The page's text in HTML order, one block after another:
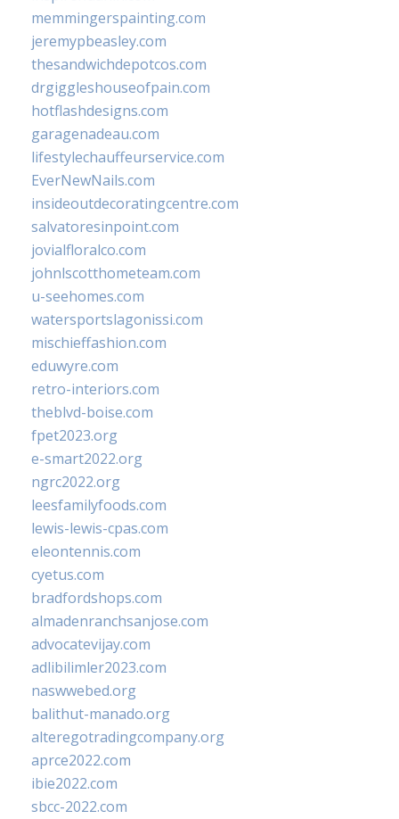
memmingerspainting.com
jeremypbeasley.com
thesandwichdepotcos.com
drgiggleshouseofpain.com
hotflashdesigns.com
garagenadeau.com
lifestylechauffeurservice.com
EverNewNails.com
insideoutdecoratingcentre.com
salvatoresinpoint.com
jovialfloralco.com
johnlscotthometeam.com
u-seehomes.com
watersportslagonissi.com
mischieffashion.com
eduwyre.com
retro-interiors.com
theblvd-boise.com
fpet2023.org
e-smart2022.org
ngrc2022.org
leesfamilyfoods.com
lewis-lewis-cpas.com
eleontennis.com
cyetus.com
bradfordshops.com
almadenranchsanjose.com
advocatevijay.com
adlibilimler2023.com
naswwebed.org
balithut-manado.org
alteregotradingcompany.org
aprce2022.com
ibie2022.com
sbcc-2022.com